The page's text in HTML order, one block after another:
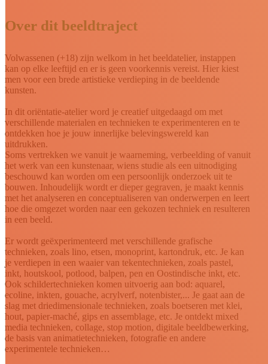
Over dit beeldtraject
Volwassenen (+18) zijn welkom in het beeldatelier, instappen
kan op elke leeftijd en er is geen voorkennis vereist. Hier kiest
men voor een brede artistieke verdieping in de beeldende
kunsten.
In dit oriëntatie-atelier word je creatief uitgedaagd om met
verschillende materialen en technieken te experimenteren en te
ontdekken hoe je jouw innerlijke belevingswereld kan
uitdrukken.
Soms vertrekken we vanuit je waarneming, verbeelding of vanuit
het werk van een kunstenaar, wiens studie als een uitnodiging
beschouwd kan worden om een persoonlijk onderzoek uit te
bouwen. Inhoudelijk wordt er dieper gegraven, je maakt kennis
met het analyseren en conceptualiseren van onderwerpen en leert
hoe die omgezet worden naar een gekozen techniek en resulteren
in een beeld.
Er wordt geëxperimenteerd met verschillende grafische
technieken, zoals lino, etsen, monoprint, kartondruk, etc. Je kan
je verdiepen in een waaier van tekentechnieken, zoals pastel,
inkt, houtskool, potlood, balpen, pen en Oostindische inkt, etc.
Ook schildertechnieken komen uitvoerig aan bod: aquarel,
ecoline, inkten, gouache, acrylverf, notenbister,... Je gaat aan de
slag met driedimensionale technieken, zoals boetseren met klei,
hout, papier-maché, gips en assemblage, etc. Je ontdekt mixed
media technieken, collage, stop motion, digitale beeldbewerking,
de basis van animatietechnieken, fotografie en andere
experimentele technieken…